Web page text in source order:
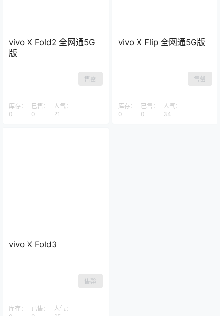
vivo X Fold2 全网通5G
版
售罄
库存：
0
已售：
0
人气：
21
vivo X Flip 全网通5G版
售罄
库存：
0
已售：
0
人气：
34
vivo X Fold3
售罄
库存：
已售：
人气：